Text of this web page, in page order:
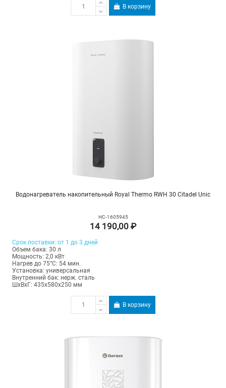
В корзину
Водонагреватель накопительный Royal Thermo RWH 30 Citadel Unic
НС-1605945
14 190,00 ₽
Срок поставки: от 1 до 3 дней
Объем бака: 30 л
Мощность: 2,0 кВт
Нагрев до 75°С: 54 мин.
Установка: универсальная
Внутренний бак: нерж. сталь
ШхВхГ: 435х580х250 мм
В корзину